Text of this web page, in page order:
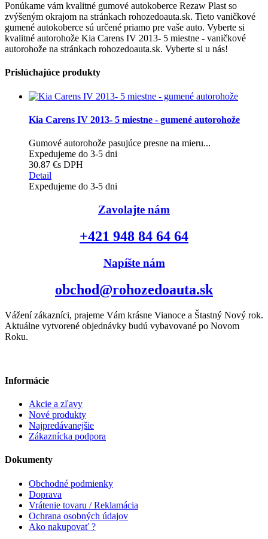
Ponúkame vám kvalitné gumové autokoberce Rezaw Plast so
zvýšeným okrajom na stránkach rohozedoauta.sk. Tieto vaničkové
gumené autokoberce sú určené priamo pre vaše auto. Vyberte si
kvalitné autorohože Kia Carens IV 2013- 5 miestne - vaničkové
autorohože na stránkach rohozedoauta.sk. Vyberte si u nás!
Prislúchajúce produkty
Kia Carens IV 2013- 5 miestne - gumené autorohože
Gumové autorohože pasujúce presne na mieru...
Expedujeme do 3-5 dni
30.87 €s DPH
Detail
Expedujeme do 3-5 dni
Zavolajte nám
+421 948 84 64 64
Napíšte nám
obchod@rohozedoauta.sk
Vážení zákazníci, prajeme Vám krásne Vianoce a Štastný Nový rok.
Aktuálne vytvorené objednávky budú vybavované po Novom
Roku.
Informácie
Akcie a zľavy
Nové produkty
Najpredávanejšie
Zákaznícka podpora
Dokumenty
Obchodné podmienky
Doprava
Vrátenie tovaru / Reklamácia
Ochrana osobných údajov
Ako nakupovať ?